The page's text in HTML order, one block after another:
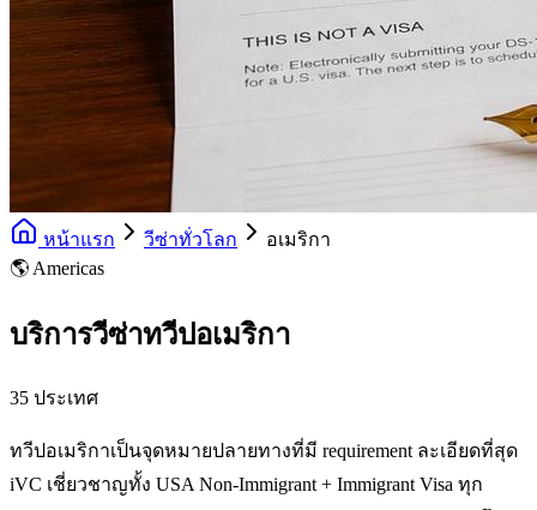
หน้าแรก วีซ่าทั่วโลก
อเมริกา
🌎 Americas
บริการวีซ่าทวีปอเมริกา
35 ประเทศ
ทวีปอเมริกาเป็นจุดหมายปลายทางที่มี requirement ละเอียดที่สุด
iVC เชี่ยวชาญทั้ง USA Non-Immigrant + Immigrant Visa ทุก